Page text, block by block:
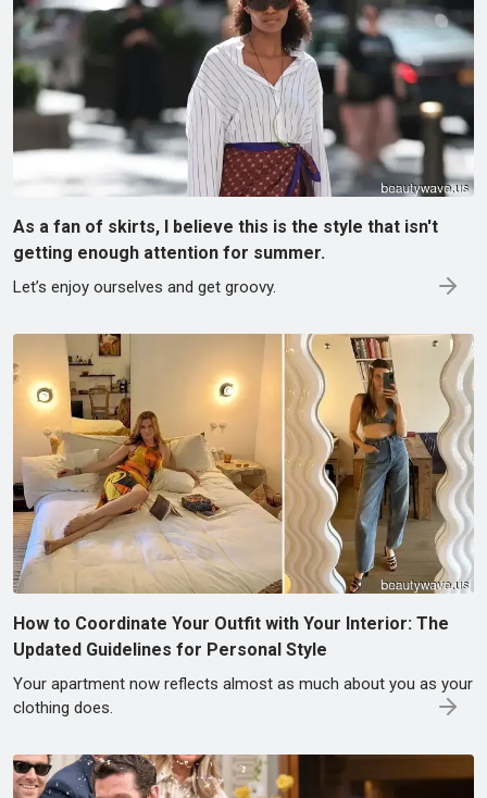
As a fan of skirts, I believe this is the style that isn't
getting enough attention for summer.
Let’s enjoy ourselves and get groovy.
How to Coordinate Your Outfit with Your Interior: The
Updated Guidelines for Personal Style
Your apartment now reflects almost as much about you as your
clothing does.